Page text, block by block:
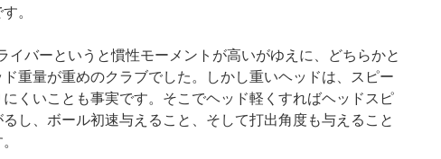
。
イバーというと慣性モーメントが高いがゆえに、どちらかと
ド重量が重めのクラブでした。しかし重いヘッドは、スピー
にくいことも事実です。そこでヘッド軽くすればヘッドスピ
し、ボール初速与えること、そして打出角度も与えること